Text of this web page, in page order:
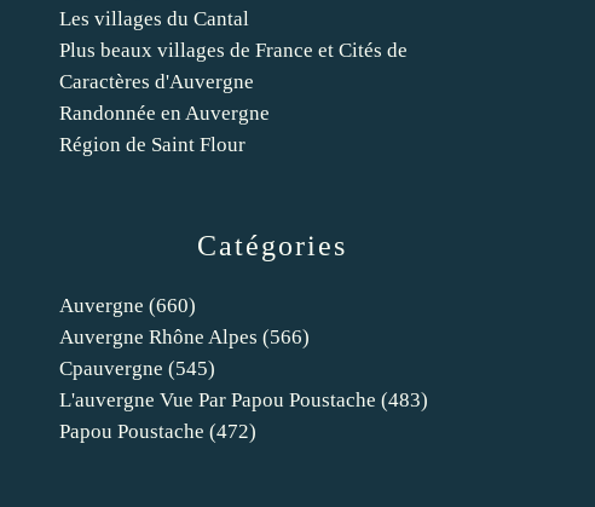
Catégories
Auvergne (660)
Auvergne Rhône Alpes (566)
Cpauvergne (545)
L'auvergne Vue Par Papou Poustache (483)
Papou Poustache (472)
Les villages du Cantal
Plus beaux villages de France et Cités de
Caractères d'Auvergne
Randonnée en Auvergne
Région de Saint Flour